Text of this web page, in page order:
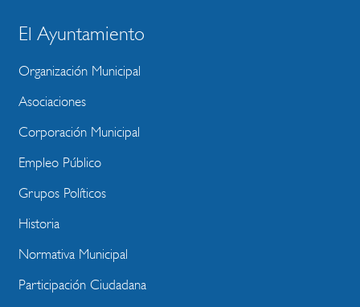
BLOQUE
MENU
WEBSITE
El Ayuntamiento
Organización Municipal
Asociaciones
Corporación Municipal
Empleo Público
Grupos Políticos
Historia
Normativa Municipal
Participación Ciudadana